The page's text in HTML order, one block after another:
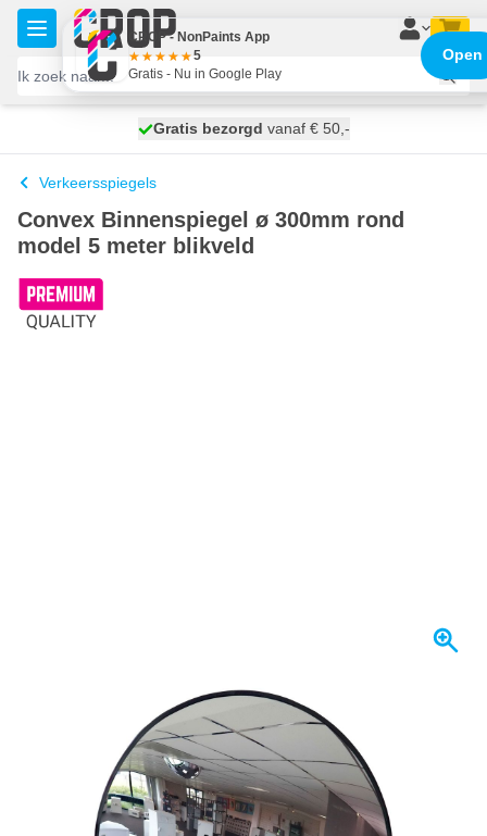
Ga naar de inhoud
morgen bezorgd
Gratis bezorgd vanaf € 50,-
100 dagen
Verkeersspiegels
Convex Binnenspiegel ø 300mm rond
model 5 meter blikveld
incl. BTW
In mijn winkelwagen
CROP - NonPaints App
5
Gratis - Nu in Google Play
Open